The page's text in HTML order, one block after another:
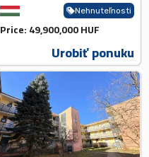
Nehnuteľnosti
Price: 49,900,000 HUF
Urobiť ponuku